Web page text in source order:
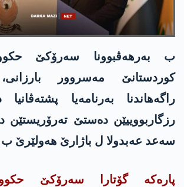
ب بەرهەڤبوونا سەرۆکێ
کوردستانێ مەسروور
راگەهاندنا بەرنامەیا
رزگاربووییێن دەستێ
سەعد عەبدولا ل باژارێ هەولێرێ
پارەکە گۆتارا سەرۆکێ